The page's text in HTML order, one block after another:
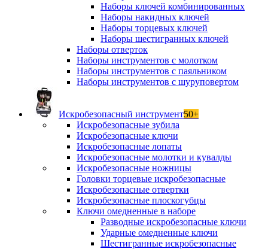
Наборы ключей комбинированных
Наборы накидных ключей
Наборы торцевых ключей
Наборы шестигранных ключей
Наборы отверток
Наборы инструментов с молотком
Наборы инструментов с паяльником
Наборы инструментов с шуруповертом
Искробезопасный инструмент50+
Искробезопасные зубила
Искробезопасные ключи
Искробезопасные лопаты
Искробезопасные молотки и кувалды
Искробезопасные ножницы
Головки торцевые искробезопасные
Искробезопасные отвертки
Искробезопасные плоскогубцы
Ключи омедненные в наборе
Разводные искробезопасные ключи
Ударные омедненные ключи
Шестигранные искробезопасные